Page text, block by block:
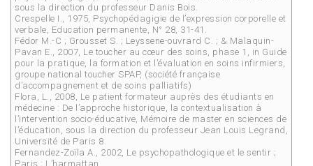
sous la direction du professeur Danis Bois.
Crespelle I., 1975, Psychopédagigie de l’expression corporelle et
verbale, Education permanente, N° 28, 31-41.
Fédor M.-C ; Grousset S. ; Leyssene-ouvrard C. ; & Malaquin-
Pavan E., 2007, Le toucher au cœur des soins, phase 1, in Guide
pour la pratique, la formation et l’évaluation en soins infirmiers,
groupe national toucher SPAP, (société française
d’accompagnement et de soins palliatifs)
Flora, L., 2008, Le patient formateur auprès des étudiants en
médecine : De l’approche historique, la contextualisation à
l’intervention socio-éducative, Mémoire de master en sciences de
l’éducation, sous la direction du professeur Jean Louis Legrand,
Université de Paris 8.
Fernandez-Zoïla A., 2002, Le psychopathologique et le sentir ;
Paris : L’harmattan